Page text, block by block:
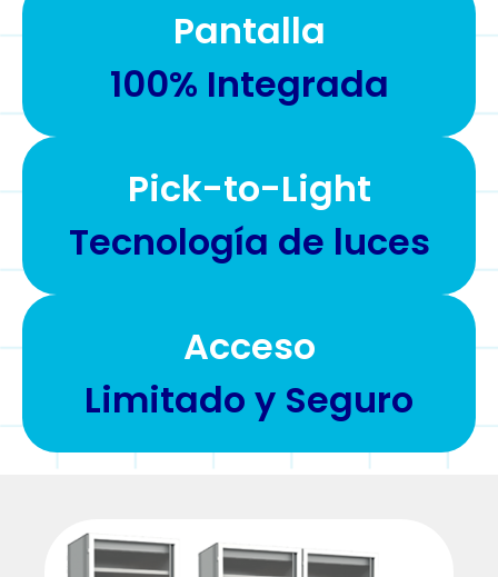
Pantalla
100% Integrada
Pick-to-Light
Tecnología de luces
Acceso
Limitado y Seguro